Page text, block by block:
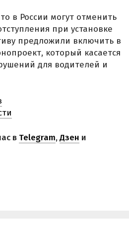
в России могут отменить
при установке
предложили включить в
который касается
для водителей и
в Telegram,Дзен и